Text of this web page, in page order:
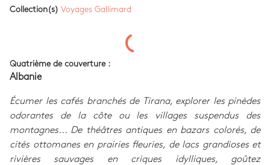
Collection(s) Voyages Gallimard
Quatrième de couverture :
Albanie
Écumer les cafés branchés de Tirana, explorer les pinèdes
odorantes de la côte ou les villages suspendus des
montagnes... De théâtres antiques en bazars colorés, de
cités ottomanes en prairies fleuries, de lacs grandioses et
rivières sauvages en criques idylliques, goûtez